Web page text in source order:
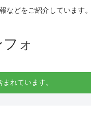
などをご紹介しています。
ォ
れています。